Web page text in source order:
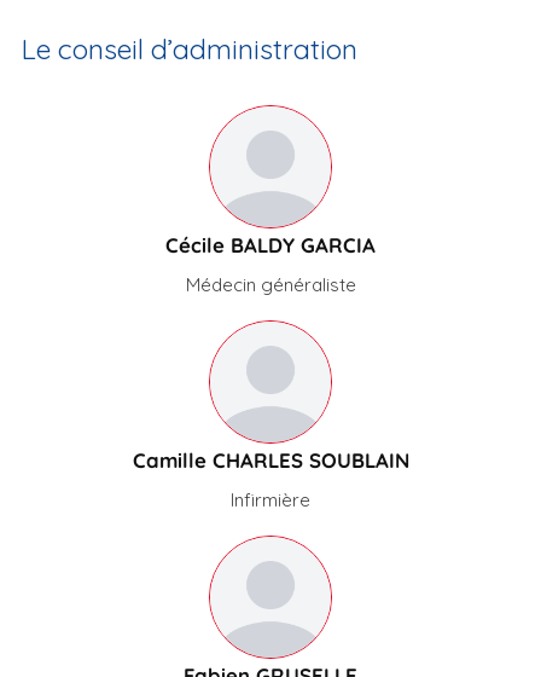
Le conseil d’administration
Cécile BALDY GARCIA
Médecin généraliste
Camille CHARLES SOUBLAIN
Infirmière